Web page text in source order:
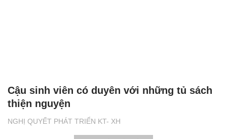
NGHỊ QUYẾT PHÁT TRIỂN KT- XH
Cậu sinh viên có duyên với những tủ sách
thiện nguyện